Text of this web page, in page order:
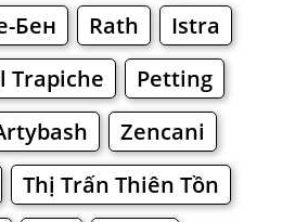
Бен
Rath
Istra
Trapiche
Petting
Zencani
Thị Trấn Thiên Tồn